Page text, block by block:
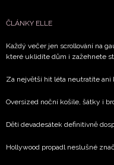
ČLÁNKY ELLE
Každý večer jen scrollování na
které uklidíte dům i zažehnete
Za největší hit léta neutratíte ani
Oversized noční košile, šátky i
Děti devadesátek definitivně
Hollywood propadl neslušné